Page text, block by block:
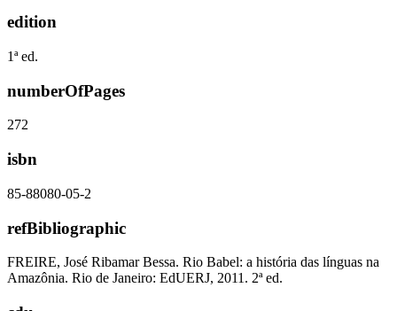
edition
1ª ed.
numberOfPages
272
isbn
85-88080-05-2
refBibliographic
FREIRE, José Ribamar Bessa. Rio Babel: a história das línguas na
Amazônia. Rio de Janeiro: EdUERJ, 2011. 2ª ed.